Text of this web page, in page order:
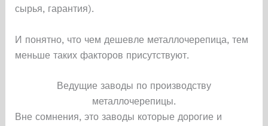
сырья, гарантия).
И понятно, что чем дешевле металлочерепица, тем
меньше таких факторов присутствуют.
Ведущие заводы по производству
металлочерепицы.
Вне сомнения, это заводы которые дорогие и